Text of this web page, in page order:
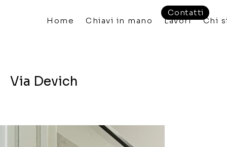
Home Chiavi in mano Lavori Chi
Contatti
Via Devich